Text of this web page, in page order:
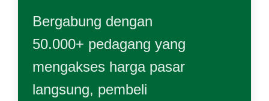
Bergabung dengan
50.000+ pedagang yang
mengakses harga pasar
langsung, pembeli